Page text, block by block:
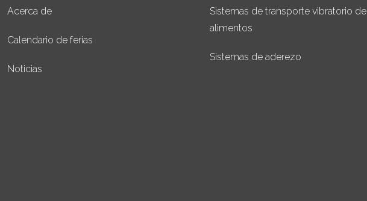
Acerca de
Calendario de ferias
Noticias
Sistemas de transporte vibratorio de
alimentos
Sistemas de aderezo